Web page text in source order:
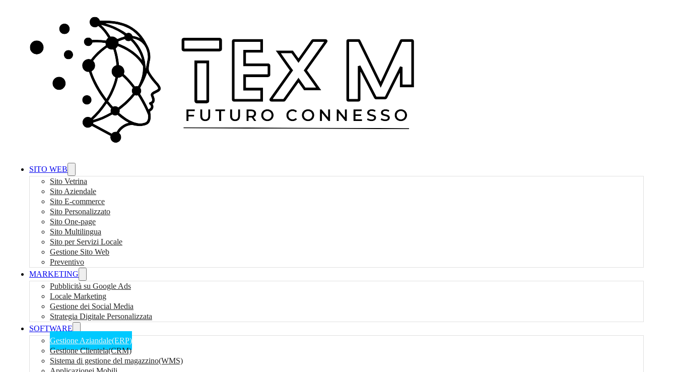
SITO WEB
Sito Vetrina
Sito Aziendale
Sito E-commerce
Sito Personalizzato
Sito One-page
Sito Multilingua
Sito per Servizi Locale
Gestione Sito Web
Preventivo
MARKETING
Pubblicità su Google Ads
Locale Marketing
Gestione dei Social Media
Strategia Digitale Personalizzata
SOFTWARE
Gestione Aziandale(ERP)
Gestione Clientela(CRM)
Sistema di gestione del magazzino(WMS)